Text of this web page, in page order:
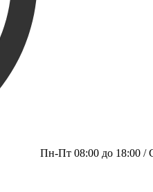
Пн-Пт 08:00 до 18:00 /